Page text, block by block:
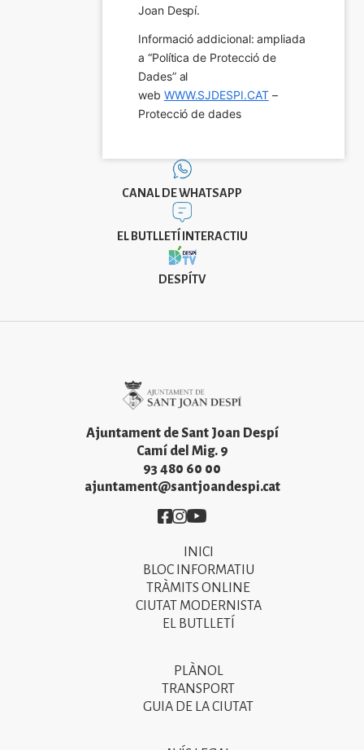
Joan Despí.
Informació addicional: ampliada
a “Política de Protecció de
Dades” al
web WWW.SJDESPI.CAT –
Protecció de dades
CANAL DE WHATSAPP
EL BUTLLETÍ INTERACTIU
DESPÍTV
Ajuntament de Sant Joan Despí
Camí del Mig. 9
93 480 60 00
ajuntament@santjoandespi.cat
Imatge
Imatge
Imatge
INICI
BLOC INFORMATIU
TRÀMITS ONLINE
CIUTAT MODERNISTA
EL BUTLLETÍ
PLÀNOL
TRANSPORT
GUIA DE LA CIUTAT